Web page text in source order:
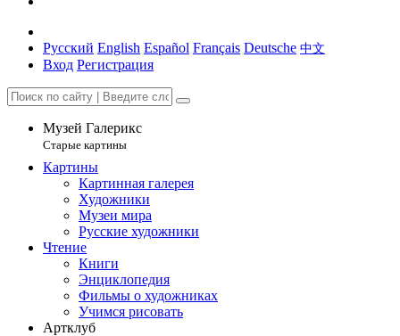
Русский English Español Français Deutsche 中文
Вход Регистрация
Музей Галерикс
Старые картины
Картины
Картинная галерея
Художники
Музеи мира
Русские художники
Чтение
Книги
Энциклопедия
Фильмы о художниках
Учимся рисовать
Артклуб